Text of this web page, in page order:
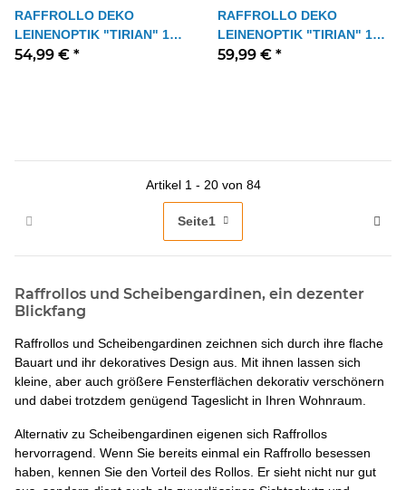
RAFFROLLO DEKO
LEINENOPTIK "TIRIAN" 100
cm x 140 cm Farbe TAUPE
54,99 € *
RAFFROLLO DEKO
LEINENOPTIK "TIRIAN" 120
cm x 140 cm Farbe TAUPE
59,99 € *
Artikel 1 - 20 von 84
Seite1
Raffrollos und Scheibengardinen, ein dezenter
Blickfang
Raffrollos und Scheibengardinen zeichnen sich durch ihre flache
Bauart und ihr dekoratives Design aus. Mit ihnen lassen sich
kleine, aber auch größere Fensterflächen dekorativ verschönern
und dabei trotzdem genügend Tageslicht in Ihren Wohnraum.
Alternativ zu Scheibengardinen eigenen sich Raffrollos
hervorragend. Wenn Sie bereits einmal ein Raffrollo besessen
haben, kennen Sie den Vorteil des Rollos. Er sieht nicht nur gut